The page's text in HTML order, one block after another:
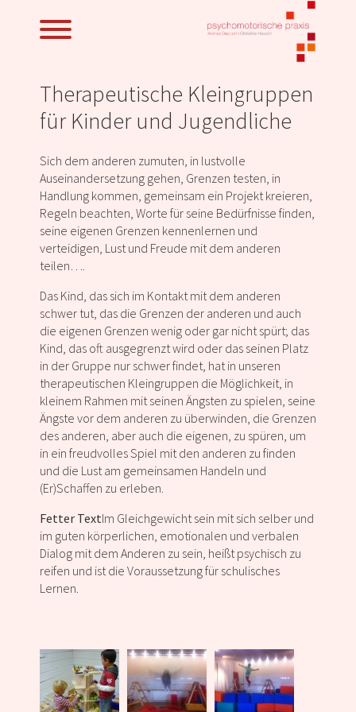
Therapeutische Kleingruppen
für Kinder und Jugendliche
Sich dem anderen zumuten, in lustvolle
Auseinandersetzung gehen, Grenzen testen, in
Handlung kommen, gemeinsam ein Projekt kreieren,
Regeln beachten, Worte für seine Bedürfnisse finden,
seine eigenen Grenzen kennenlernen und
verteidigen, Lust und Freude mit dem anderen
teilen….
Das Kind, das sich im Kontakt mit dem anderen
schwer tut, das die Grenzen der anderen und auch
die eigenen Grenzen wenig oder gar nicht spürt; das
Kind, das oft ausgegrenzt wird oder das seinen Platz
in der Gruppe nur schwer findet, hat in unseren
therapeutischen Kleingruppen die Möglichkeit, in
kleinem Rahmen mit seinen Ängsten zu spielen, seine
Ängste vor dem anderen zu überwinden, die Grenzen
des anderen, aber auch die eigenen, zu spüren, um
in ein freudvolles Spiel mit den anderen zu finden
und die Lust am gemeinsamen Handeln und
(Er)Schaffen zu erleben.
Fetter TextIm Gleichgewicht sein mit sich selber und
im guten körperlichen, emotionalen und verbalen
Dialog mit dem Anderen zu sein, heißt psychisch zu
reifen und ist die Voraussetzung für schulisches
Lernen.